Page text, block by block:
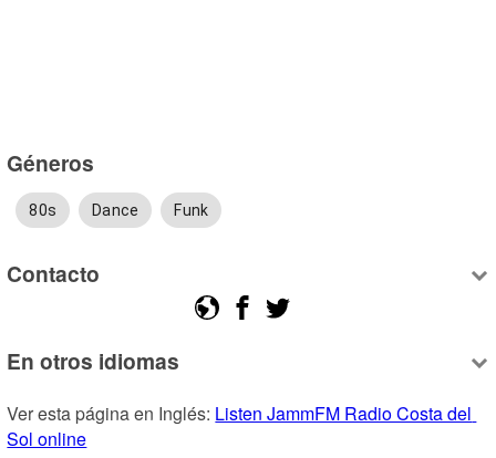
Géneros
80s Dance Funk
Contacto
En otros idiomas
Ver esta página en Inglés: Listen JammFM Radio Costa del
Sol online